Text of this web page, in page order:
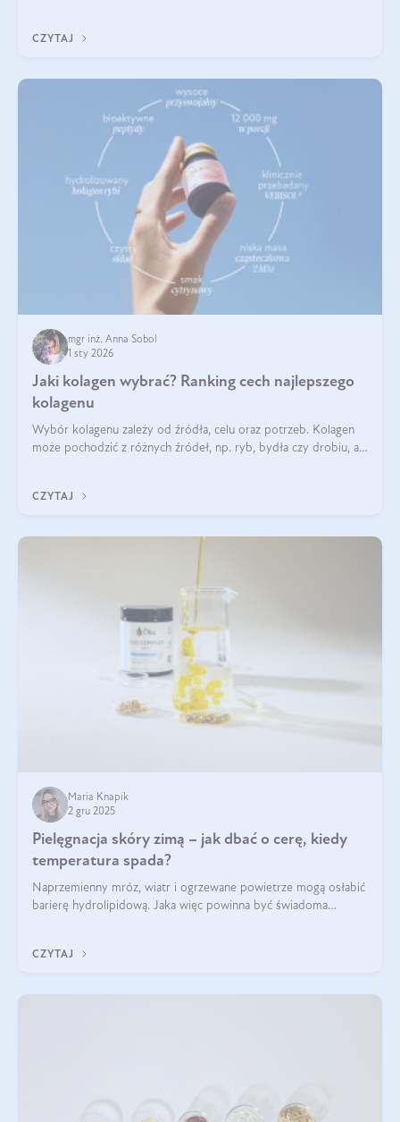
CZYTAJ
mgr inż. Anna Sobol
1 sty 2026
Jaki kolagen wybrać? Ranking cech najlepszego
kolagenu
Wybór kolagenu zależy od źródła, celu oraz potrzeb. Kolagen
może pochodzić z różnych źródeł, np. ryb, bydła czy drobiu, a
bydlęcy.
CZYTAJ
Maria Knapik
2 gru 2025
Pielęgnacja skóry zimą – jak dbać o cerę, kiedy
temperatura spada?
Naprzemienny mróz, wiatr i ogrzewane powietrze mogą osłabić
barierę hydrolipidową. Jaka więc powinna być świadoma
CZYTAJ